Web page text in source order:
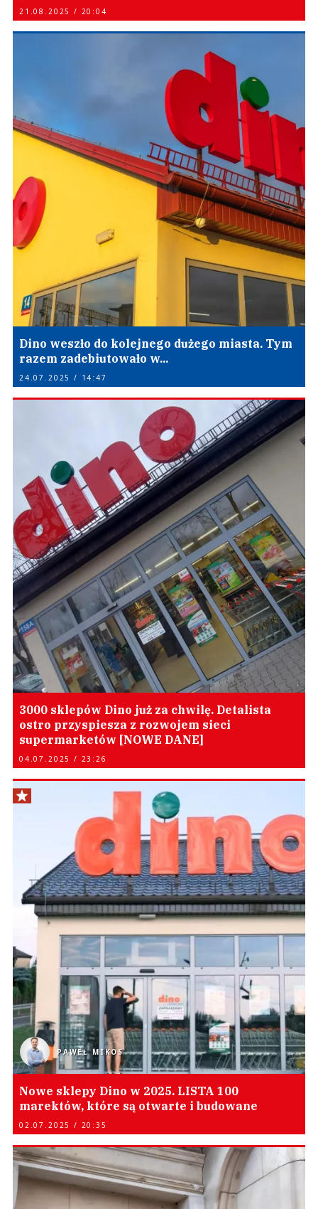
21.08.2025 / 20:04
Dino weszło do kolejnego dużego miasta. Tym
razem zadebiutowało w...
24.07.2025 / 14:47
3000 sklepów Dino już za chwilę. Detalista
ostro przyspiesza z rozwojem sieci
supermarketów [NOWE DANE]
04.07.2025 / 23:26
PAWEŁ MIKOS
Nowe sklepy Dino w 2025. LISTA 100
marektów, które są otwarte i budowane
02.07.2025 / 20:35